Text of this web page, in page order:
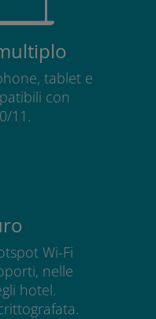
tablet e
con
11.
Wi-Fi
nelle
hotel.